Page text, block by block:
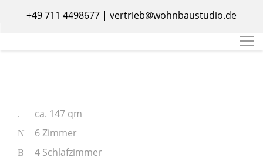
+49 711 4498677 | vertrieb@wohnbaustudio.de
ca. 147 qm
6 Zimmer
4 Schlafzimmer